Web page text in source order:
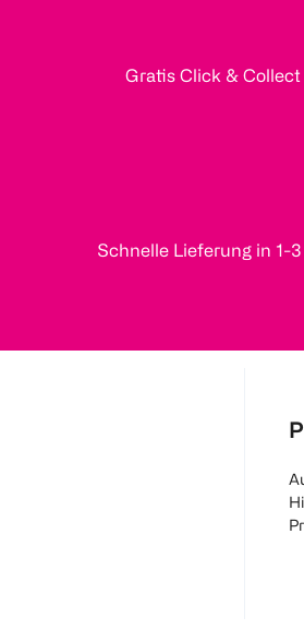
Gratis Click & Collect
Schnelle Lieferung in 1-